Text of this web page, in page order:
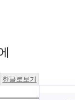
한글로보기